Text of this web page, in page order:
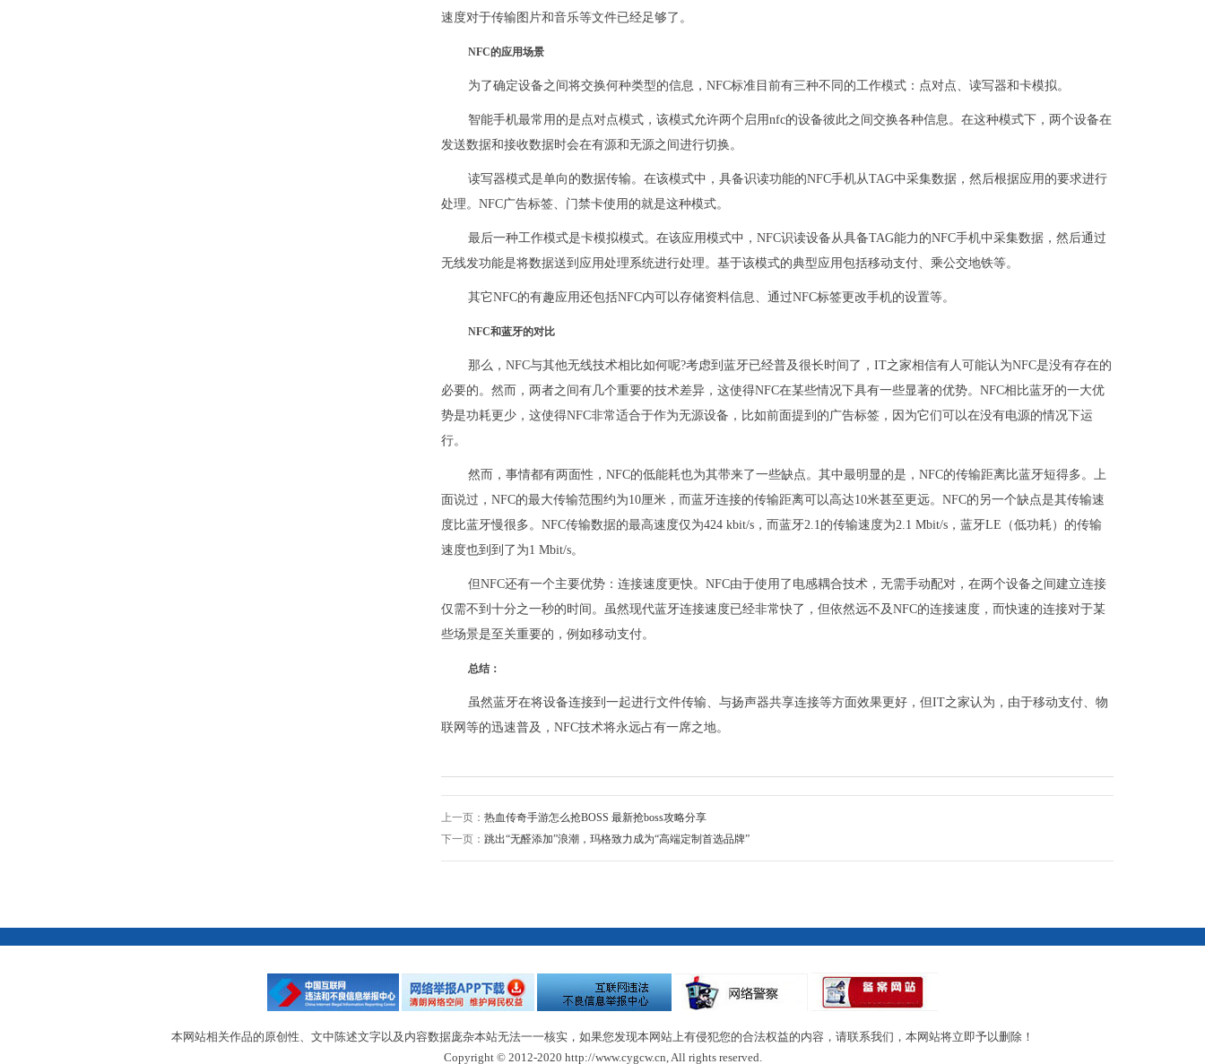
速度对于传输图片和音乐等文件已经足够了。
NFC的应用场景
为了确定设备之间将交换何种类型的信息，NFC标准目前有三种不同的工作模式：点对点、读写器和卡模拟。
智能手机最常用的是点对点模式，该模式允许两个启用nfc的设备彼此之间交换各种信息。在这种模式下，两个设备在
发送数据和接收数据时会在有源和无源之间进行切换。
读写器模式是单向的数据传输。在该模式中，具备识读功能的NFC手机从TAG中采集数据，然后根据应用的要求进行
处理。NFC广告标签、门禁卡使用的就是这种模式。
最后一种工作模式是卡模拟模式。在该应用模式中，NFC识读设备从具备TAG能力的NFC手机中采集数据，然后通过
无线发功能是将数据送到应用处理系统进行处理。基于该模式的典型应用包括移动支付、乘公交地铁等。
其它NFC的有趣应用还包括NFC内可以存储资料信息、通过NFC标签更改手机的设置等。
NFC和蓝牙的对比
那么，NFC与其他无线技术相比如何呢?考虑到蓝牙已经普及很长时间了，IT之家相信有人可能认为NFC是没有存在的
必要的。然而，两者之间有几个重要的技术差异，这使得NFC在某些情况下具有一些显著的优势。NFC相比蓝牙的一大优
势是功耗更少，这使得NFC非常适合于作为无源设备，比如前面提到的广告标签，因为它们可以在没有电源的情况下运
行。
然而，事情都有两面性，NFC的低能耗也为其带来了一些缺点。其中最明显的是，NFC的传输距离比蓝牙短得多。上
面说过，NFC的最大传输范围约为10厘米，而蓝牙连接的传输距离可以高达10米甚至更远。NFC的另一个缺点是其传输速
度比蓝牙慢很多。NFC传输数据的最高速度仅为424 kbit/s，而蓝牙2.1的传输速度为2.1 Mbit/s，蓝牙LE（低功耗）的传输
速度也到到了为1 Mbit/s。
但NFC还有一个主要优势：连接速度更快。NFC由于使用了电感耦合技术，无需手动配对，在两个设备之间建立连接
仅需不到十分之一秒的时间。虽然现代蓝牙连接速度已经非常快了，但依然远不及NFC的连接速度，而快速的连接对于某
些场景是至关重要的，例如移动支付。
总结：
虽然蓝牙在将设备连接到一起进行文件传输、与扬声器共享连接等方面效果更好，但IT之家认为，由于移动支付、物
联网等的迅速普及，NFC技术将永远占有一席之地。
上一页： 热血传奇手游怎么抢BOSS 最新抢boss攻略分享
下一页： 跳出“无醛添加”浪潮，玛格致力成为“高端定制首选品牌”
本网站相关作品的原创性、文中陈述文字以及内容数据庞杂本站无法一一核实，如果您发现本网站上有侵犯您的合法权益的内容，请联系我们，本网站将立即予以删除！
Copyright © 2012-2020 http://www.cygcw.cn, All rights reserved.